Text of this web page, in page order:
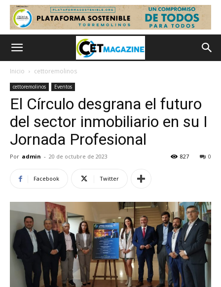
Inicio cettoremolinos
cettoremolinos Eventos
El Círculo desgrana el futuro
del sector inmobiliario en su I
Jornada Profesional
Por admin - 20 de octubre de 2023 0
827
Facebook Twitter